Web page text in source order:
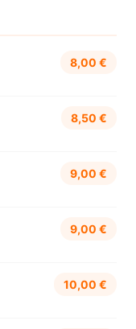
8,00 €
8,50 €
9,00 €
9,00 €
10,00 €